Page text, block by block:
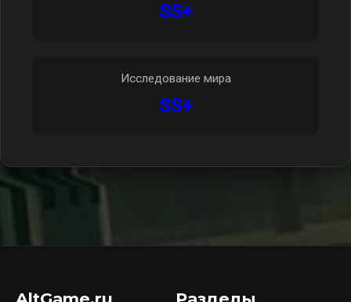
SS+
Исследование мира
SS+